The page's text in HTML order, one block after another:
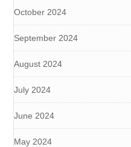
October 2024
September 2024
August 2024
July 2024
June 2024
May 2024